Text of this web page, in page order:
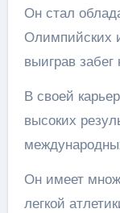
Он стал
Олимпийских
выиграв
В своей
высоких
Он имеет
легкой